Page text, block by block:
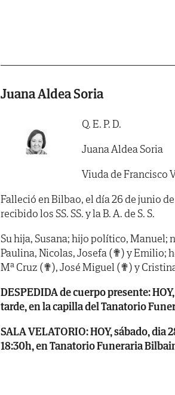
Juana Aldea Soria
Q. E. P. D.
Juana Aldea Soria
Viuda de Francisco
Falleció en Bilbao, el día 26 de junio
recibido los SS. SS. y la B. A. de S. S.
Su hija, Susana; hijo político,
Paulina, Nicolas, Josefa (✟) y Emilio;
Mª Cruz (✟), José Miguel (✟) y
DESPEDIDA de cuerpo presente:
tarde, en la capilla del Tanatorio
SALA VELATORIO: HOY, sábado, dia
18:30h, en Tanatorio Funeraria